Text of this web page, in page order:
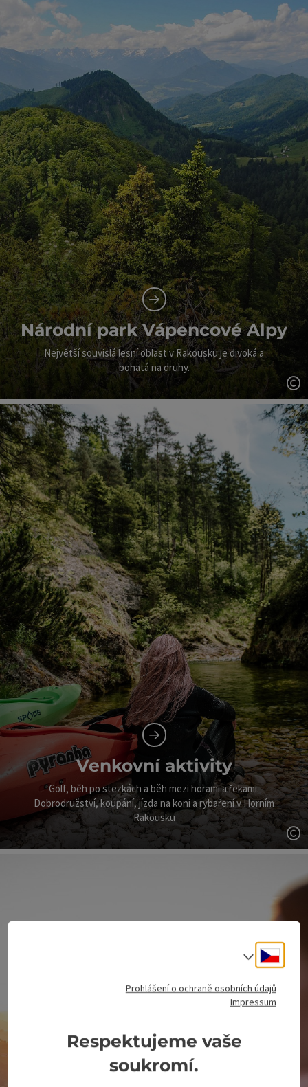
Národní park Vápencové Alpy
Největší souvislá lesní oblast v Rakousku je divoká a
bohatá na druhy.
Venkovní aktivity
Golf, běh po stezkách a běh mezi horami a řekami.
Dobrodružství, koupání, jízda na koni a rybaření v Horním
Rakousku
Cesky
Volba
Prohlášení o ochraně osobních údajů
Impressum
Respektujeme vaše
soukromí.